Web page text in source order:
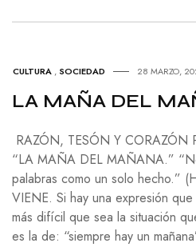
CULTURA , SOCIEDAD 28 MARZO,
LA MAÑA DEL
RAZÓN, TESÓN Y CORAZÓN
“LA MAÑA DEL MAÑANA.”
palabras como un solo hecho.”
VIENE. Si hay una expresión
más difícil que sea la situación
es la de: “siempre hay un